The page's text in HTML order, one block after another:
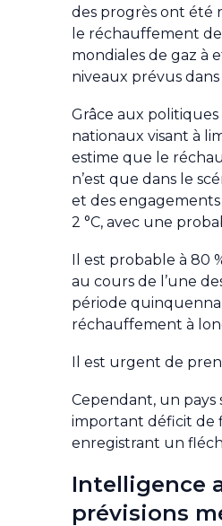
des progrès ont été
le réchauffement de
mondiales de gaz à
niveaux prévus
Grâce aux
nationaux visant à
estime que le
n’est que dans le
et des
2 °C, avec une
Il est probable à 80
au cours de l’une
période
réchauffement à
Il est urgent de
Cependant, un pays
important déficit de
enregistrant un
Intelligence
prévisions